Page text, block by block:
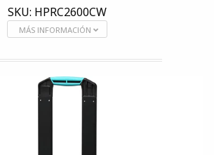
SKU: HPRC2600CW
MÁS INFORMACIÓN